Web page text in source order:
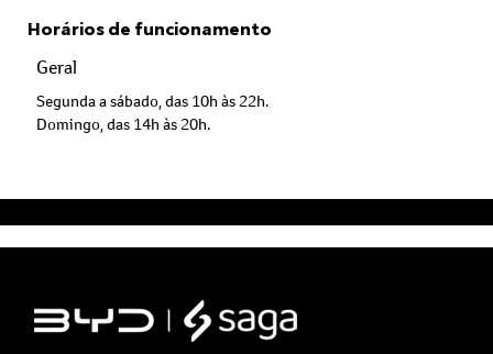
Geral
Segunda a sábado, das 10h às 22h.
Domingo, das 14h às 20h.